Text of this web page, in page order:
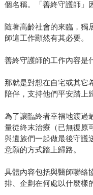
個名稱。「善終守護師」
隨著高齡社會的來臨，獨
師這工作顯然有其必要。
善終守護師的工作內容是
那就是對想在自宅或其它
陪伴，支持他們平安踏上
為了讓臨終者幸福地渡過
量從終末治療（已無復原
與遺族們一起做最後守護
意願的方式踏上歸路。
具體內容包括與醫師聯
排、企劃在何處以什麼樣